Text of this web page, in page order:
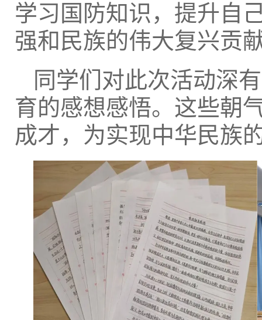
学习国防知识，提升自
强和民族的伟大复兴贡
同学们对此次活动深
育的感想感悟。这些朝
成才，为实现中华民族